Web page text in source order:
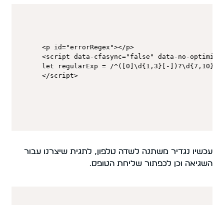
<p id="errorRegex"></p>
<script data-cfasync="false" data-no-
let regularExp = /^([0]\d{1,3}[-])?\d{7,10}$/
</script>
עכשיו נגדיר משתנה לשדה טלפון, לתגית שיצרנו עבור
השגיאה וכן לכפתור שליחת הטופס.